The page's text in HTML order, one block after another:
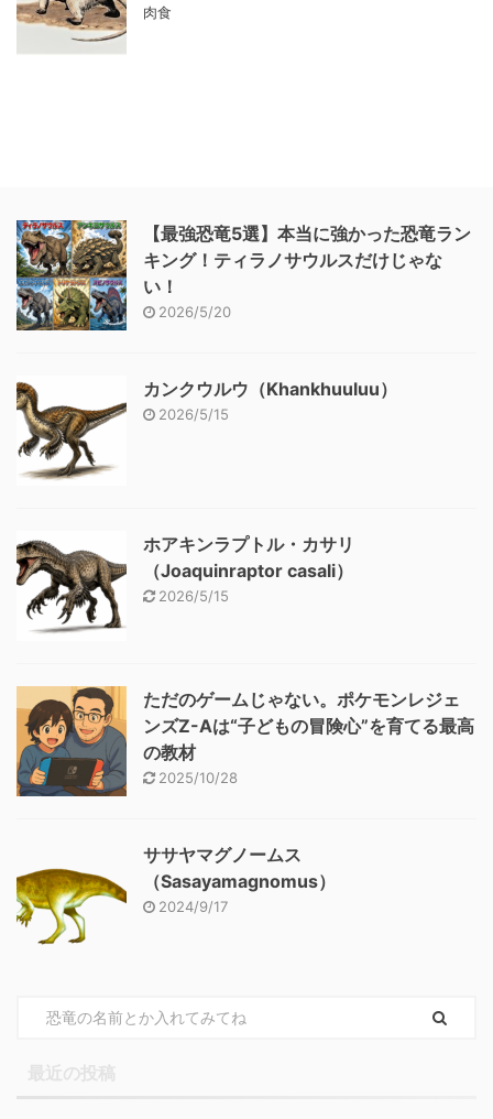
肉食
【最強恐竜5選】本当に強かった恐竜ラン
キング！ティラノサウルスだけじゃな
い！
2026/5/20
カンクウルウ（Khankhuuluu）
2026/5/15
ホアキンラプトル・カサリ
（Joaquinraptor casali）
2026/5/15
ただのゲームじゃない。ポケモンレジェ
ンズZ-Aは“子どもの冒険心”を育てる最高
の教材
2025/10/28
ササヤマグノームス
（Sasayamagnomus）
2024/9/17